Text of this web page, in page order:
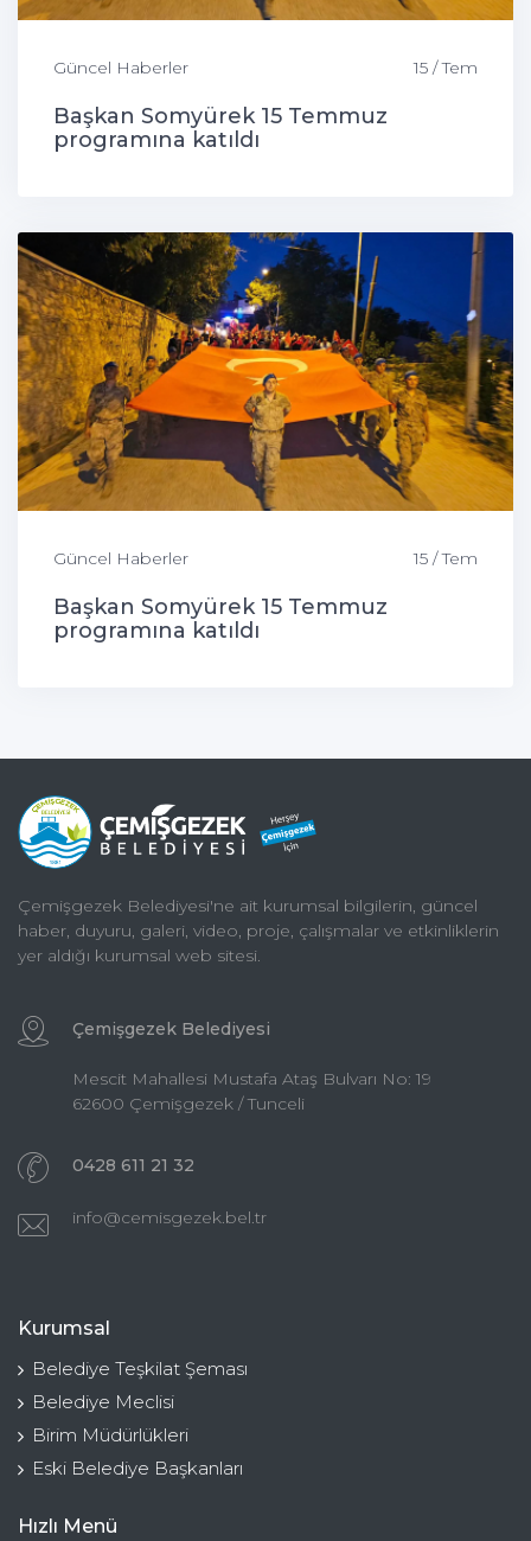
Güncel Haberler 15 / Tem
Başkan Somyürek 15 Temmuz
programına katıldı
Güncel Haberler 15 / Tem
Başkan Somyürek 15 Temmuz
programına katıldı
Çemişgezek Belediyesi'ne ait kurumsal bilgilerin, güncel
haber, duyuru, galeri, video, proje, çalışmalar ve etkinliklerin
yer aldığı kurumsal web sitesi.
Çemişgezek Belediyesi
Mescit Mahallesi Mustafa Ataş Bulvarı No: 19
62600 Çemişgezek / Tunceli
0428 611 21 32
info@cemisgezek.bel.tr
Kurumsal
Belediye Teşkilat Şeması
Belediye Meclisi
Birim Müdürlükleri
Eski Belediye Başkanları
Hızlı Menü